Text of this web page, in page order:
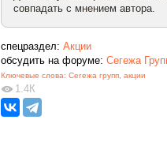
совпадать с мнением автора.
спецраздел: Акции
обсудить на форуме: Сегежа
Ключевые слова: Сегежа групп, акции
1.4К